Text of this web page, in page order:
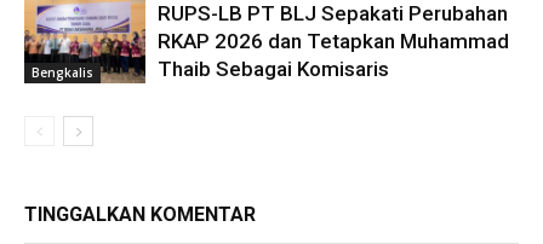
Bengkalis
RUPS-LB PT BLJ Sepakati Perubahan
RKAP 2026 dan Tetapkan Muhammad
Thaib Sebagai Komisaris
TINGGALKAN KOMENTAR